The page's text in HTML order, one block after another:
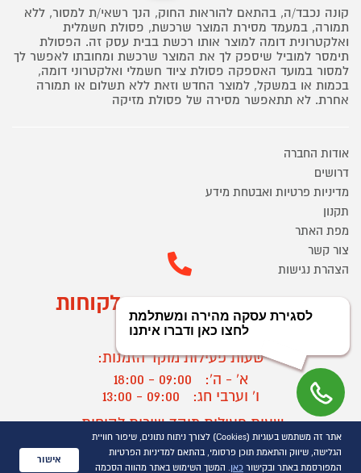
קונה נכבד/ה, בהתאם להוראות החוק, הנך רשאי/ת למסור, ללא
תמורה, במעמד מסירת המוצר שרכשת, פסולת חשמלית
ואלקטרונית דומה למוצר אותו רכשת בבית עסק זה. הפסולת
תימסר למוביל שיספק לך את המוצר שרכשת ומחובתו לאפשר לך
למסור במועד האספקה פסולת ציוד חשמלי ואלקטרוני דומה,
בכמות או במשקל, למוצר החדש וזאת ללא תשלום או תמורה
אחרת. לא תתאפשר מסירה של פסולת מזיקה
אודות החברה
דרושים
מדיניות פרטיות ואבטחת מידע
תקנון
מפת האתר
צור קשר
הצהרת נגישות
מוקד הזמנות ושירות לקוחות
03-9545370
שעות פעילות מוקד הזמנות:
א' - ה':
09:00 - 18:00
ו' וערבי חג:
09:00 - 13:00
שעות פעילות מוקד שירות לקוחות:
א' - ד':
09:00 - 16:30
ה :
09:00 - 16:00
אתר זה משתמש בעוגיות (Cookies) לצורך ניתוח נתונים, שיפור חוויית
הגלישה, שיווק והתאמת תוכן פרסומי, בהתאם למדיניות הפרטיות
המפורסמת באתר ובקישור כאן. המשך השימוש באתר מהווה הסכמה
אישור